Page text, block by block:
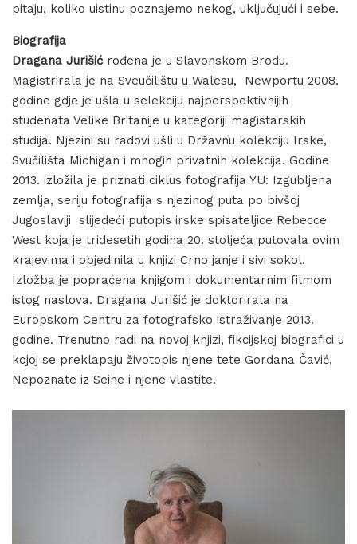
pitaju, koliko uistinu poznajemo nekog, uključujući i sebe.
Biografija
Dragana Jurišićrođena je u Slavonskom Brodu.
Magistrirala je na Sveučilištu u Walesu, Newportu 2008.
godine gdje je ušla u selekciju najperspektivnijih
studenata Velike Britanije u kategoriji magistarskih
studija. Njezini su radovi ušli u Državnu kolekciju Irske,
Svučilišta Michigan i mnogih privatnih kolekcija. Godine
2013. izložila je priznati ciklus fotografija YU: Izgubljena
zemlja, seriju fotografija s njezinog puta po bivšoj
Jugoslaviji slijedeći putopis irske spisateljice Rebecce
West koja je tridesetih godina 20. stoljeća putovala ovim
krajevima i objedinila u knjizi Crno janje i sivi sokol.
Izložba je popraćena knjigom i dokumentarnim filmom
istog naslova. Dragana Jurišić je doktorirala na
Europskom Centru za fotografsko istraživanje 2013.
godine. Trenutno radi na novoj knjizi, fikcijskoj biografici u
kojoj se preklapaju životopis njene tete Gordana Čavić,
Nepoznate iz Seine i njene vlastite.